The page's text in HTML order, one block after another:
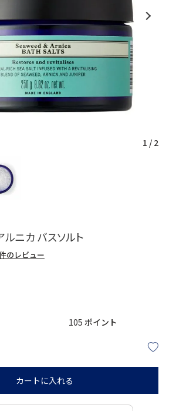
1 / 2
ルニカ バスソルト
のレビュー
105 ポイント
カートに入れる